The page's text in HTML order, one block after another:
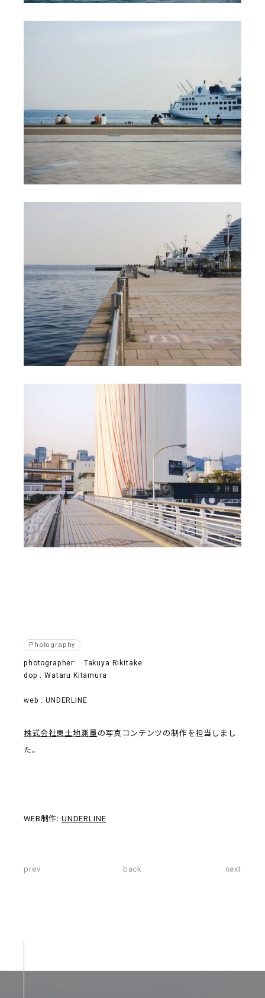
Photography
photographer: Takuya Rikitake
dop : Wataru Kitamura
web : UNDERLINE
株式会社東土地測量の写真コンテンツの制作を担当しまし
た。
WEB制作: UNDERLINE
prev back next